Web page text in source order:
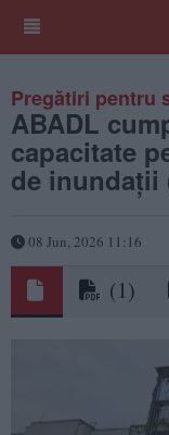
Pregătiri pentru
ABADL
capacitate
de inundații
08 Jun, 2026 11:16
(1)